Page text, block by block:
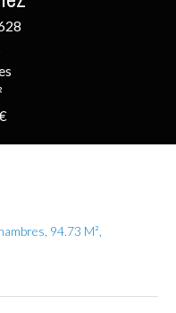
94.73 M²,